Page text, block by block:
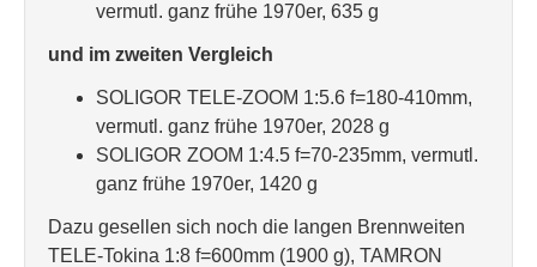
vermutl. ganz frühe 1970er, 635 g
und im zweiten Vergleich
SOLIGOR TELE-ZOOM 1:5.6 f=180-410mm,
vermutl. ganz frühe 1970er, 2028 g
SOLIGOR ZOOM 1:4.5 f=70-235mm, vermutl.
ganz frühe 1970er, 1420 g
Dazu gesellen sich noch die langen Brennweiten
TELE-Tokina 1:8 f=600mm (1900 g), TAMRON